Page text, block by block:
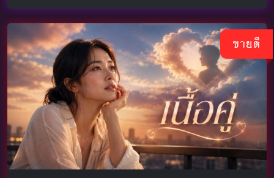
ขายดี